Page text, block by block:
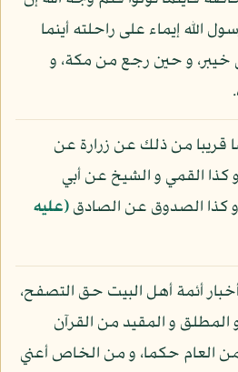
الله إيماء على راحلته أينما
و حين رجع من مكة، و
قريبا من ذلك عن زرارة عن
كذا القمي و الشيخ عن أبي
كذا الصدوق عن الصادق(عليه
أئمة أهل البيت حق التصفح،
المطلق و المقيد من القرآن
من العام حكما، و من الخاص أعني